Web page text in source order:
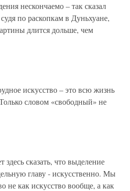
нескончаемо – так сказал
по раскопкам в Дуньхуане,
длится дольше, чем
искусство – это всю жизнь
словом «свободный» не
здесь сказать, что выделение
главу - искусственно. Мы
не как искусство вообще, а как